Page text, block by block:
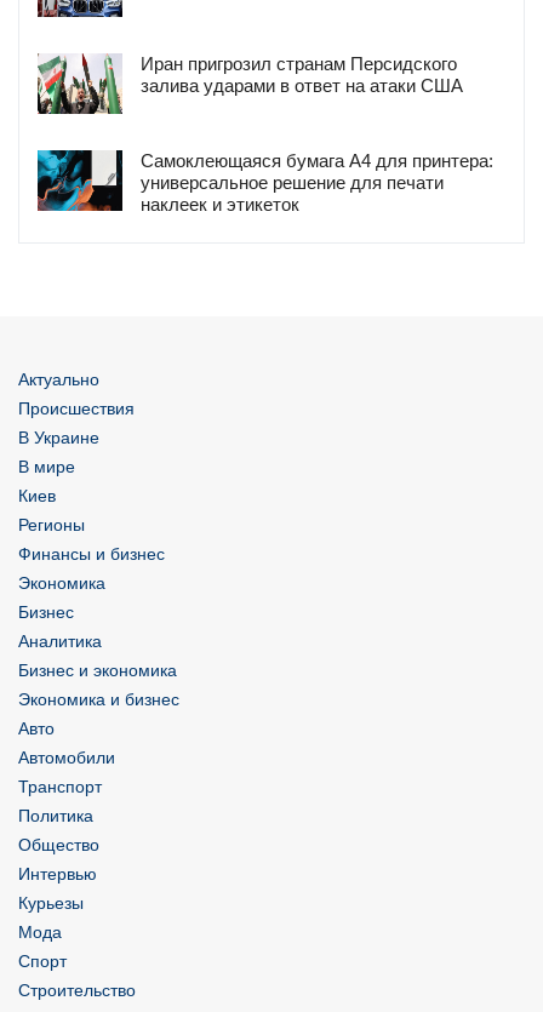
Иран пригрозил странам Персидского
залива ударами в ответ на атаки США
Самоклеющаяся бумага А4 для принтера:
универсальное решение для печати
наклеек и этикеток
Актуально
Происшествия
В Украине
В мире
Киев
Регионы
Финансы и бизнес
Экономика
Бизнес
Аналитика
Бизнес и экономика
Экономика и бизнес
Авто
Автомобили
Транспорт
Политика
Общество
Интервью
Курьезы
Мода
Спорт
Строительство